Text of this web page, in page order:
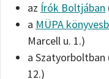
az Írók Boltjában
a MÜPA
Marcell u. 1.)
a Szatyorboltban
12.)